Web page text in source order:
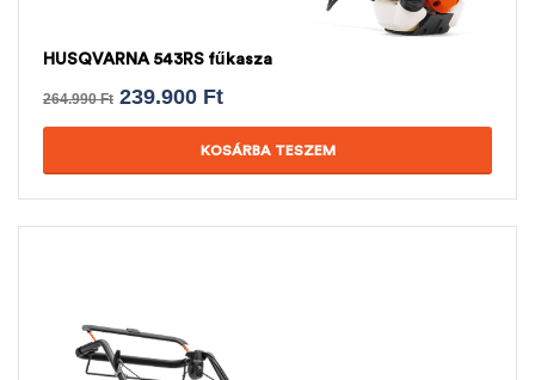
HUSQVARNA 543RS fűkasza
264.990Ft 239.900 Ft
KOSÁRBA TESZEM